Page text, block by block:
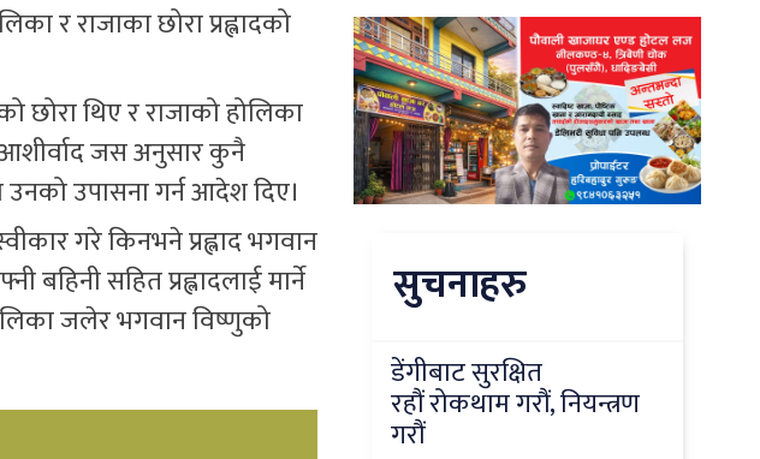
र राजाका छोरा प्रह्लादको
छोरा थिए र राजाको होलिका
आशीर्वाद जस अनुसार कुनै
उपासना गर्न आदेश दिए।
गरे किनभने प्रह्लाद भगवान
सहित प्रह्लादलाई मार्ने
जलेर भगवान विष्णुको
सुचनाहरु
डेंगीबाट सुरक्षित
रहौं रोकथाम गरौं, नियन्त्रण
गरौं